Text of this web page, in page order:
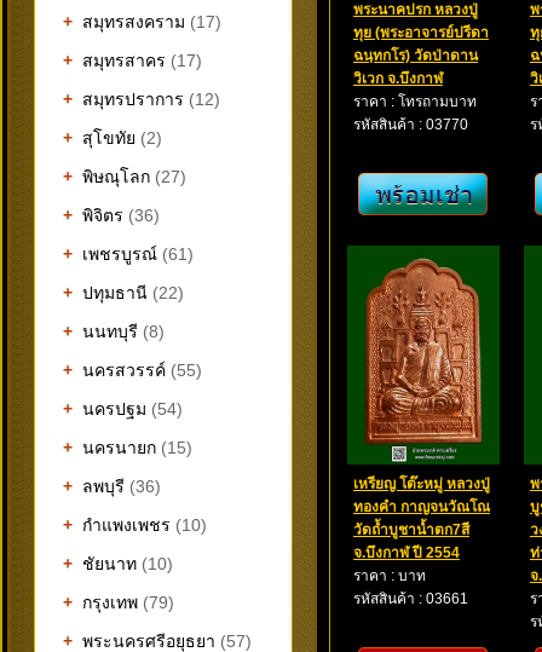
+ สมุทรสงคราม (17)
+ สมุทรสาคร (17)
+ สมุทรปราการ (12)
+ สุโขทัย (2)
+ พิษณุโลก (27)
+ พิจิตร (36)
+ เพชรบูรณ์ (61)
+ ปทุมธานี (22)
+ นนทบุรี (8)
+ นครสวรรค์ (55)
+ นครปฐม (54)
+ นครนายก (15)
+ ลพบุรี (36)
+ กำแพงเพชร (10)
+ ชัยนาท (10)
+ กรุงเทพ (79)
+ พระนครศรีอยุธยา (57)
พระนาคปรก หลวงปู่
ทุย (พระอาจารย์ปรีดา
ฉนฺทกโร) วัดป่าดาน
วิเวก จ.บึงกาฬ
ราคา : โทรถามบาท
รหัสสินค้า : 03770
พ
ทุ
วิ
ร
ร
เหรียญ โต๊ะหมู่ หลวงปู่
ทองคำ กาญจนวัณโณ
วัดถ้ำบูชาน้ำตก7สี
จ.บึงกาฬ ปี 2554
ราคา : บาท
รหัสสินค้า : 03661
พ
บู
ว
ท่
จ
ร
ร